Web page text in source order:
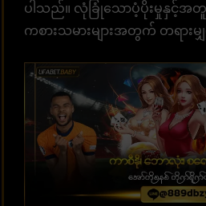
ပါသည်။ လုံခြုံသောပံ့ပိုးမှုနှင့်အတူ
ကစားသမားများအတွက် တရားမ